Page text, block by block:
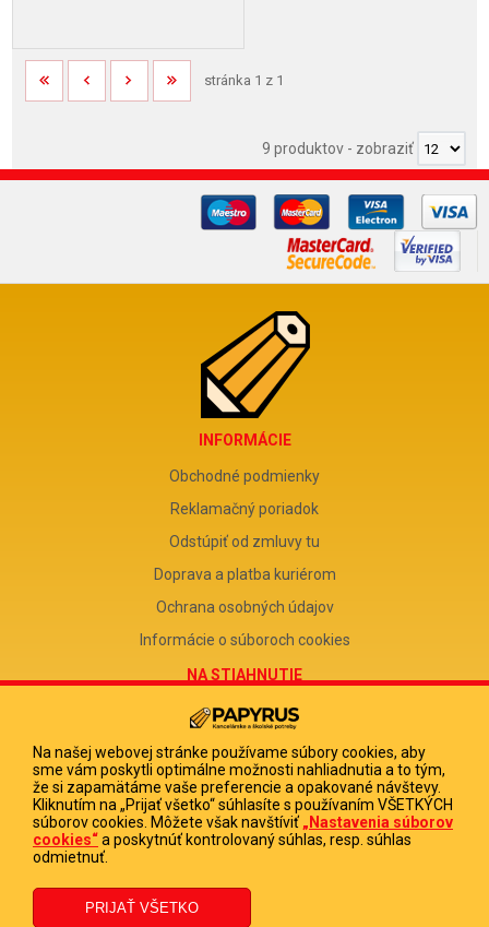
stránka 1 z 1
9 produktov- zobraziť
INFORMÁCIE
Obchodné podmienky
Reklamačný poriadok
Odstúpiť od zmluvy tu
Doprava a platba kuriérom
Ochrana osobných údajov
Informácie o súboroch cookies
NA STIAHNUTIE
Reklamačný formulár
Odstúpenie od zmluvy
Poučenie o odstúpení od zmluvy
FIRMA
PAPYRUS POPRAD, s.r.o.
DIČ 2020513880
Na našej webovej stránke používame súbory cookies, aby
sme vám poskytli optimálne možnosti nahliadnutia a to tým,
že si zapamätáme vaše preferencie a opakované návštevy.
Kliknutím na „Prijať všetko“ súhlasíte s používaním VŠETKÝCH
súborov cookies. Môžete však navštíviť „Nastavenia súborov
cookies“a poskytnúť kontrolovaný súhlas, resp. súhlas
odmietnuť.